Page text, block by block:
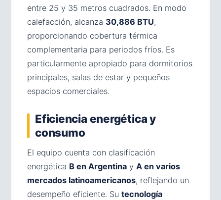
entre 25 y 35 metros cuadrados. En modo
calefacción, alcanza 30,886 BTU,
proporcionando cobertura térmica
complementaria para periodos fríos. Es
particularmente apropiado para dormitorios
principales, salas de estar y pequeños
espacios comerciales.
Eficiencia energética y
consumo
El equipo cuenta con clasificación
energética B en Argentina y A en varios
mercados latinoamericanos, reflejando un
desempeño eficiente. Su tecnología